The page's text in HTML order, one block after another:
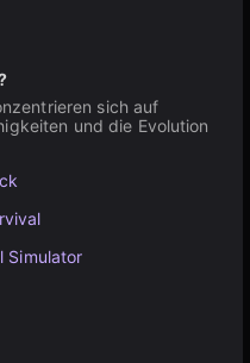
sich auf
und die Evolution
Simulator